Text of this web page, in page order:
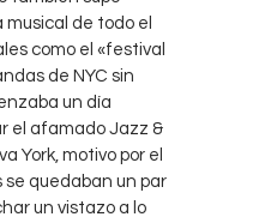
de todo el
como el «festival
de NYC sin
un día
el afamado Jazz &
York, motivo por el
se quedaban un par
un vistazo a lo